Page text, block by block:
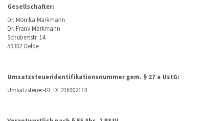
Gesellschafter:
Dr. Monika Markmann
Dr. Frank Markmann
Schubertstr. 14
59302 Oelde
Umsatzsteueridentifikationsnummer gem. § 27 a UstG:
Umsatzsteuer-ID: DE216902110